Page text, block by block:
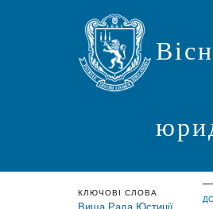
КЛЮЧОВІ СЛОВА